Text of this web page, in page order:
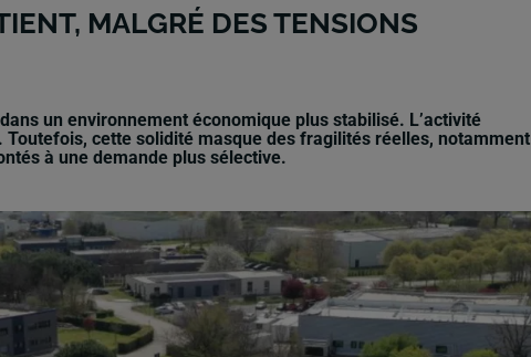
MALGRÉ DES TENSIONS
un environnement économique plus stabilisé. L’activité
cette solidité masque des fragilités réelles, notamment
à une demande plus sélective.